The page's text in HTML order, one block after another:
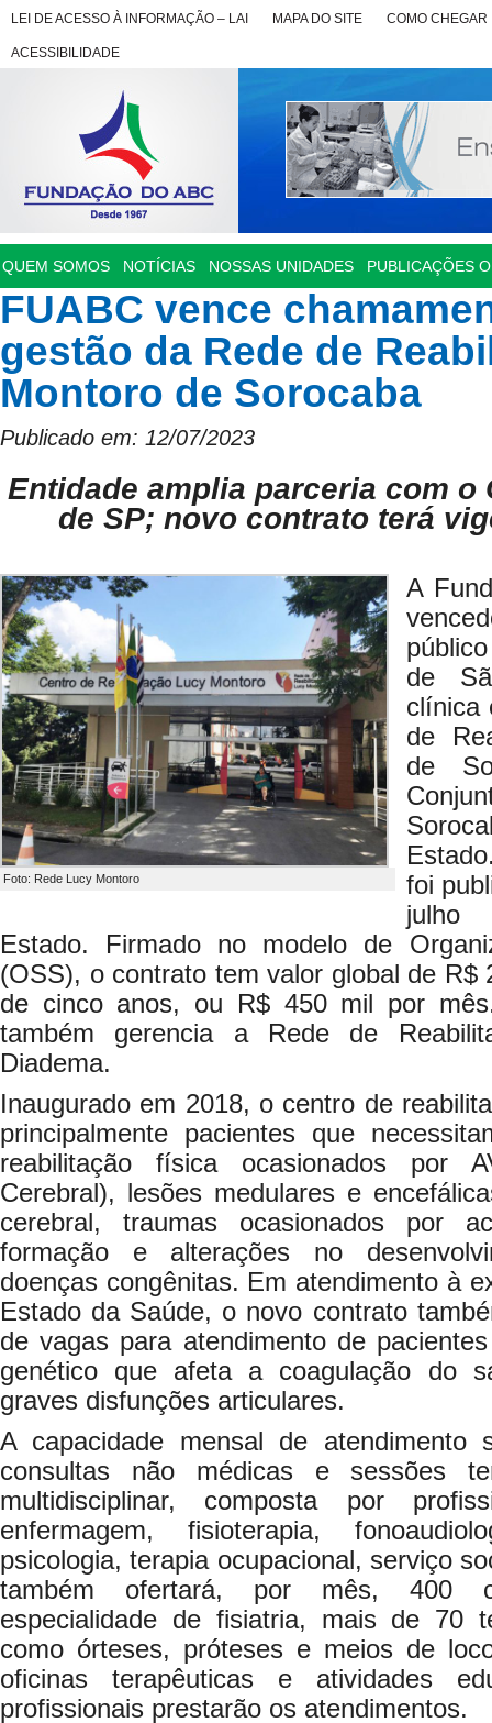
LEI DE ACESSO À INFORMAÇÃO – LAI MAPA DO SITE COMO CHEGAR
ACESSIBILIDADE
QUEM SOMOS NOTÍCIAS NOSSAS UNIDADES PUBLICAÇÕES
FUABC vence
gestão da Rede de
Montoro de Sorocaba
Publicado em: 12/07/2023
Entidade amplia parceria com o
de SP; novo contrato terá
Foto: Rede Lucy Montoro
A
de
clínica
de
de
foi
julho
Estado. Firmado no modelo de
(OSS), o contrato tem valor global de R$
de cinco anos, ou R$ 450 mil por
também gerencia a Rede de
Diadema.
Inaugurado em 2018, o centro de
principalmente pacientes que
reabilitação física ocasionados por
Cerebral), lesões medulares e
cerebral, traumas ocasionados por
formação e alterações no
doenças congênitas. Em atendimento à
Estado da Saúde, o novo contrato
de vagas para atendimento de
genético que afeta a coagulação do
graves disfunções articulares.
A capacidade mensal de
consultas não médicas e sessões
multidisciplinar, composta por
enfermagem, fisioterapia,
psicologia, terapia ocupacional, serviço
também ofertará, por mês, 400
especialidade de fisiatria, mais de 70
como órteses, próteses e meios de
oficinas terapêuticas e atividades
profissionais prestarão os atendimentos.